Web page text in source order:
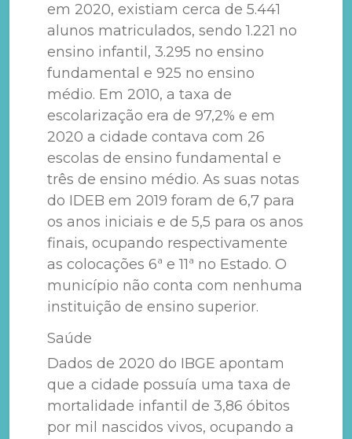
em 2020, existiam cerca de 5.441
alunos matriculados, sendo 1.221 no
ensino infantil, 3.295 no ensino
fundamental e 925 no ensino
médio. Em 2010, a taxa de
escolarização era de 97,2% e em
2020 a cidade contava com 26
escolas de ensino fundamental e
três de ensino médio. As suas notas
do IDEB em 2019 foram de 6,7 para
os anos iniciais e de 5,5 para os anos
finais, ocupando respectivamente
as colocações 6ª e 11ª no Estado. O
município não conta com nenhuma
instituição de ensino superior.
Saúde
Dados de 2020 do IBGE apontam
que a cidade possuía uma taxa de
mortalidade infantil de 3,86 óbitos
por mil nascidos vivos, ocupando a